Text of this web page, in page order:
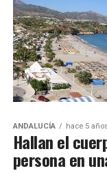
ANDALUCÍA hace 5
Hallan el
persona en